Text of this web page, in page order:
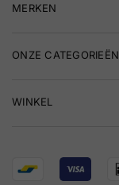
MERKEN
ONZE CATEGORIEËN
WINKEL